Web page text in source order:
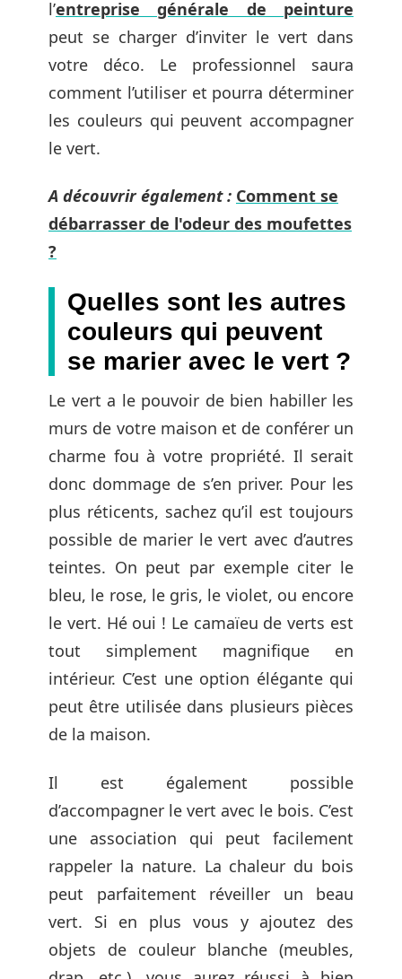
l’entreprise générale de peinture
peut se charger d’inviter le vert dans
votre déco. Le professionnel saura
comment l’utiliser et pourra déterminer
les couleurs qui peuvent accompagner
le vert.
A découvrir également : Comment se
débarrasser de l'odeur des moufettes
?
Quelles sont les autres
couleurs qui peuvent
se marier avec le vert ?
Le vert a le pouvoir de bien habiller les
murs de votre maison et de conférer un
charme fou à votre propriété. Il serait
donc dommage de s’en priver. Pour les
plus réticents, sachez qu’il est toujours
possible de marier le vert avec d’autres
teintes. On peut par exemple citer le
bleu, le rose, le gris, le violet, ou encore
le vert. Hé oui ! Le camaïeu de verts est
tout simplement magnifique en
intérieur. C’est une option élégante qui
peut être utilisée dans plusieurs pièces
de la maison.
Il est également possible
d’accompagner le vert avec le bois. C’est
une association qui peut facilement
rappeler la nature. La chaleur du bois
peut parfaitement réveiller un beau
vert. Si en plus vous y ajoutez des
objets de couleur blanche (meubles,